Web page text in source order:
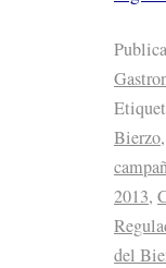
Bierzo,
2013,
del